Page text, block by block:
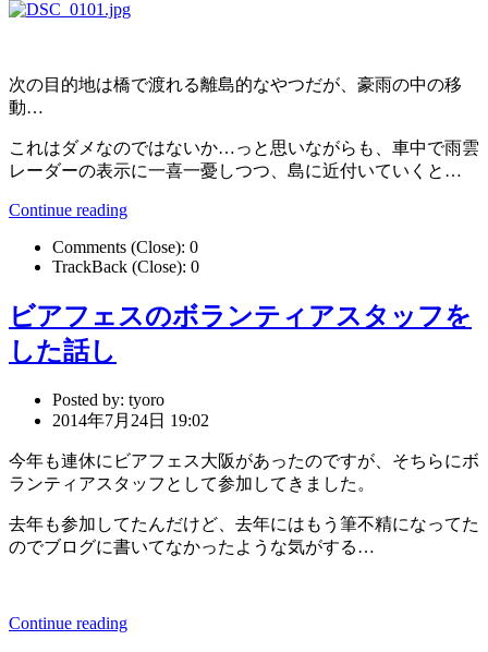
次の目的地は橋で渡れる離島的なやつだが、豪雨の中の移
動…
これはダメなのではないか…っと思いながらも、車中で雨雲
レーダーの表示に一喜一憂しつつ、島に近付いていくと…
Continue reading
Comments (Close): 0
TrackBack (Close): 0
ビアフェスのボランティアスタッフを
した話し
Posted by: tyoro
2014年7月24日 19:02
今年も連休にビアフェス大阪があったのですが、そちらにボ
ランティアスタッフとして参加してきました。
去年も参加してたんだけど、去年にはもう筆不精になってた
のでブログに書いてなかったような気がする…
Continue reading